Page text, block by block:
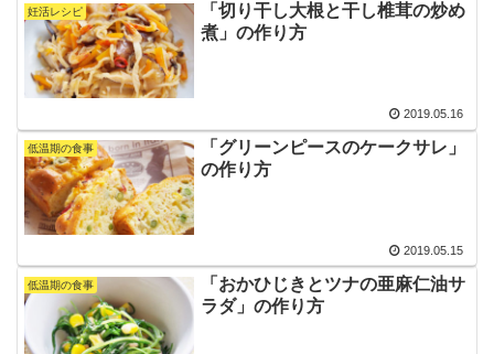
妊活レシピ
「切り干し大根と干し椎茸の炒め
煮」の作り方
2019.05.16
低温期の食事
「グリーンピースのケークサレ」
の作り方
2019.05.15
低温期の食事
「おかひじきとツナの亜麻仁油サ
ラダ」の作り方